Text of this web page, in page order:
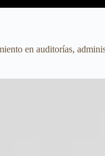
en auditorías,